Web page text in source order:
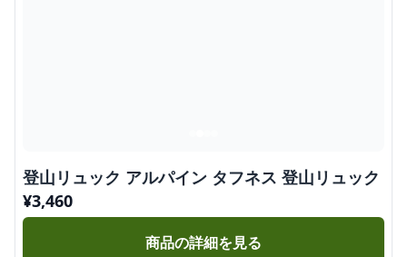
登山リュック アルパイン タフネス 登山リュック
¥3,460
商品の詳細を見る